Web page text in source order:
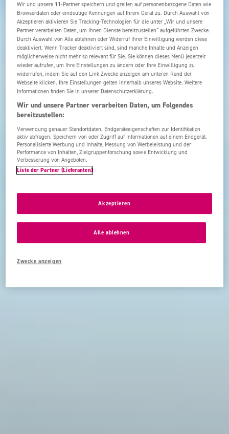
Wir und unsere 11-Partner speichern und greifen auf personenbezogene Daten wie
Browserdaten oder eindeutige Kennungen auf Ihrem Gerät zu. Durch Auswahl von
Akzeptieren aktivieren Sie Tracking-Technologien für die unter „Wir und unsere
Partner verarbeiten Daten, um Ihnen Dienste bereitzustellen“ aufgeführten Zwecke.
Durch Auswahl von Alle ablehnen oder Widerruf Ihrer Einwilligung werden diese
deaktiviert. Wenn Tracker deaktiviert sind, sind manche Inhalte und Anzeigen
möglicherweise nicht mehr so relevant für Sie. Sie können dieses Menü jederzeit
wieder aufrufen, um Ihre Einstellungen zu ändern oder Ihre Einwilligung zu
widerrufen, indem Sie auf den Link Zwecke anzeigen am unteren Rand der
Webseite klicken. Ihre Einstellungen gelten innerhalb unseres Website. Weitere
Informationen finden Sie in unserer Datenschutzerklärung.
Wir und unsere Partner verarbeiten Daten, um Folgendes
bereitzustellen:
Verwendung genauer Standortdaten. Endgeräteeigenschaften zur Identifikation
aktiv abfragen. Speichern von oder Zugriff auf Informationen auf einem Endgerät.
Personalisierte Werbung und Inhalte, Messung von Werbeleistung und der
Performance von Inhalten, Zielgruppenforschung sowie Entwicklung und
Verbesserung von Angeboten.
Liste der Partner (Lieferanten)
Zwecke anzeigen
Alle ablehnen
Akzeptieren